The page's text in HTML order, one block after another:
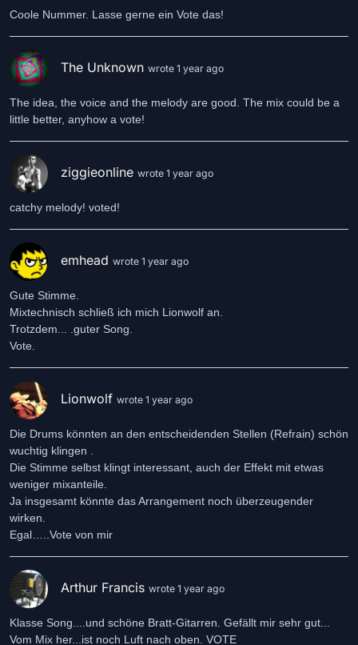
Coole Nummer. Lasse gerne ein Vote das!
The Unknown wrote 1 year ago
The idea, the voice and the melody are good. The mix could be a
little better, anyhow a vote!
ziggieonline wrote 1 year ago
catchy melody! voted!
emhead wrote 1 year ago
Gute Stimme.
Mixtechnisch schließ ich mich Lionwolf an.
Trotzdem... .guter Song.
Vote.
Lionwolf wrote 1 year ago
Die Drums könnten an den entscheidenden Stellen (Refrain) schön
wuchtig klingen .
Die Stimme selbst klingt interessant, auch der Effekt mit etwas
weniger mixanteile.
Ja insgesamt könnte das Arrangement noch überzeugender
wirken.
Egal…..Vote von mir
Arthur Francis wrote 1 year ago
Klasse Song....und schöne Bratt-Gitarren. Gefällt mir sehr gut...
Vom Mix her...ist noch Luft nach oben. VOTE